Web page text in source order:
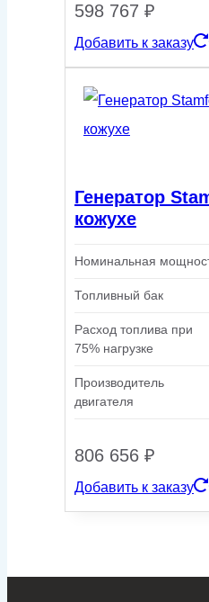
598 767 ₽
Добавить к заказу
Генератор
кожухе
Номинальная
Топливный бак
Расход топлива при
75% нагрузке
Производитель
двигателя
806 656 ₽
Добавить к заказу